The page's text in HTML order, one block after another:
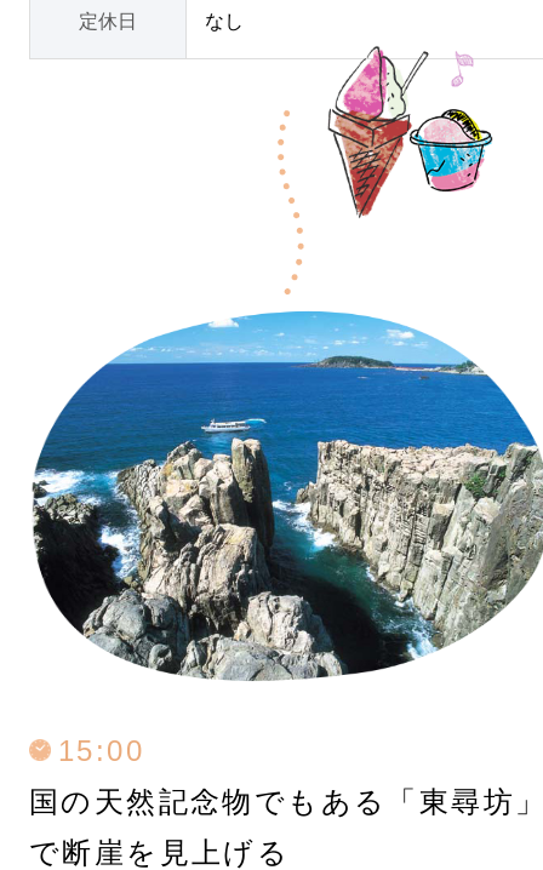
定休日 なし
15:00
国の天然記念物でもある
「東尋坊
で断崖を見上げる